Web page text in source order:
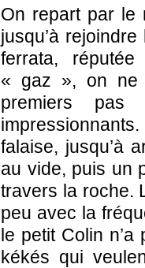
On repart par le
jusqu’à
ferrata,
« gaz », on ne
premiers
falaise, jusqu’à
au vide, puis un
travers la roche.
peu avec la
le petit Colin
kékés qui